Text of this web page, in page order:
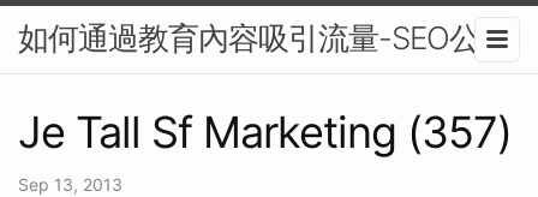
如何通過教育內容吸引流量-SEO公司
Je Tall Sf Marketing (357)
Sep 13, 2013